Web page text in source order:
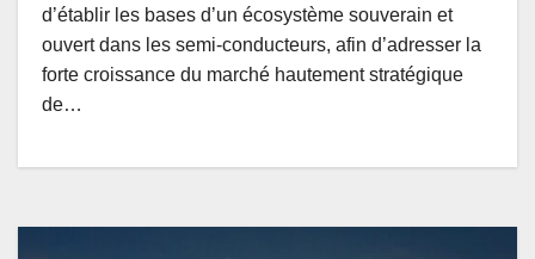
d’établir les bases d’un écosystème souverain et
ouvert dans les semi-conducteurs, afin d’adresser la
forte croissance du marché hautement stratégique
de…